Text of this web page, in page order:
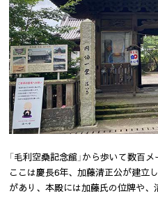
「毛利空桑記念館」から歩いて数百メ
ここは慶長6年、加藤清正公が建立
があり、本殿には加藤氏の位牌や、